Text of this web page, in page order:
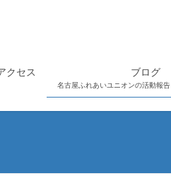
クセス ブログ
名古屋ふれあいユニオンの活動報告